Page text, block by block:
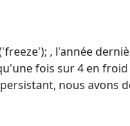
, l'année
fois sur 4 en
nous avons